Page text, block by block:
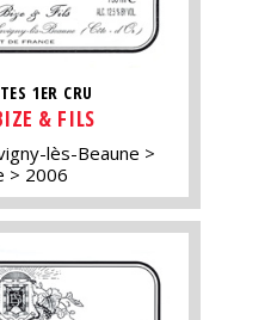
1ER CRU
& FILS
lès-Beaune
2006